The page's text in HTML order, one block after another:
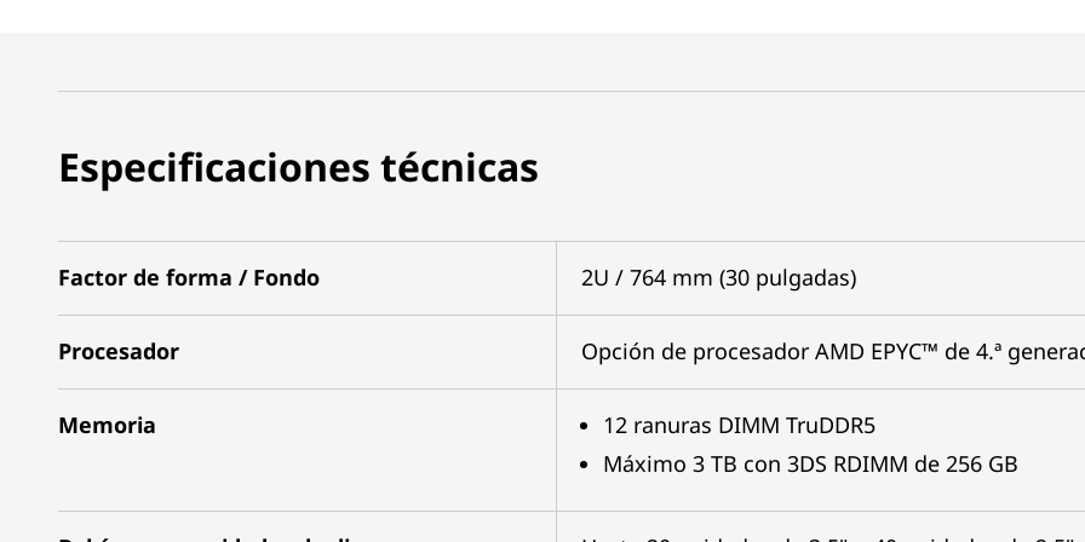
Especificaciones técnicas
Factor de forma / Fondo 2U / 764 mm (30 pulgadas)
Procesador Opción de procesador AMD EPYC™ de 4.ª
Memoria
12 ranuras DIMM TruDDR5
Máximo 3 TB con 3DS RDIMM de 256 GB